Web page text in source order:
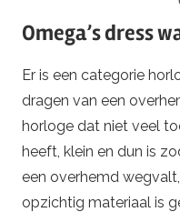
Omega’s dress
Er is een categorie
dragen van een
horloge dat niet veel
heeft, klein en dun is
een overhemd
opzichtig materiaal is